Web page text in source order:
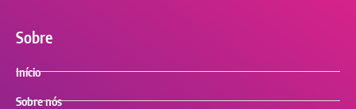
Sobre
Início
Sobre nós